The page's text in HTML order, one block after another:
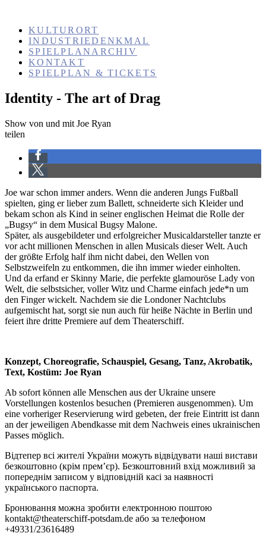
KULTURORT
INDUSTRIEDENKMAL
SPIELPLANARCHIV
KONTAKT
SPIELPLAN & TICKETS
Identity - The art of Drag
Show von und mit Joe Ryan
teilen
Joe war schon immer anders. Wenn die anderen Jungs Fußball
spielten, ging er lieber zum Ballett, schneiderte sich Kleider und
bekam schon als Kind in seiner englischen Heimat die Rolle der
„Bugsy“ in dem Musical Bugsy Malone.
Später, als ausgebildeter und erfolgreicher Musicaldarsteller tanzte er
vor acht millionen Menschen in allen Musicals dieser Welt. Auch
der größte Erfolg half ihm nicht dabei, den Wellen von
Selbstzweifeln zu entkommen, die ihn immer wieder einholten.
Und da erfand er Skinny Marie, die perfekte glamouröse Lady von
Welt, die selbstsicher, voller Witz und Charme einfach jede*n um
den Finger wickelt. Nachdem sie die Londoner Nachtclubs
aufgemischt hat, sorgt sie nun auch für heiße Nächte in Berlin und
feiert ihre dritte Premiere auf dem Theaterschiff.
Konzept, Choreografie, Schauspiel, Gesang, Tanz, Akrobatik,
Text, Kostüm: Joe Ryan
Ab sofort können alle Menschen aus der Ukraine unsere
Vorstellungen kostenlos besuchen (Premieren ausgenommen). Um
eine vorheriger Reservierung wird gebeten, der freie Eintritt ist dann
an der jeweiligen Abendkasse mit dem Nachweis eines ukrainischen
Passes möglich.
Відтепер всі жителі України можуть відвідувати наші вистави
безкоштовно (крім прем’єр). Безкоштовний вхід можливий за
попереднім записом у відповідній касі за наявності
українського паспорта.
Бронювання можна зробити електронною поштою
kontakt@theaterschiff-potsdam.de або за телефоном
+49331/23616489